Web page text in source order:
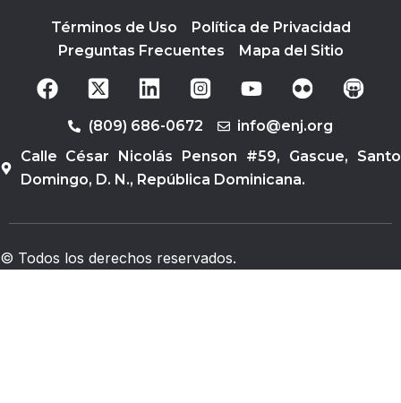
Términos de Uso
Política de Privacidad
Preguntas Frecuentes
Mapa del Sitio
F
a
b
o
k
o
u
t
u
b
(809) 686-0672
info@enj.org
Calle César Nicolás Penson #59, Gascue, Santo
Domingo, D. N., República Dominicana.
© Todos los derechos reservados.